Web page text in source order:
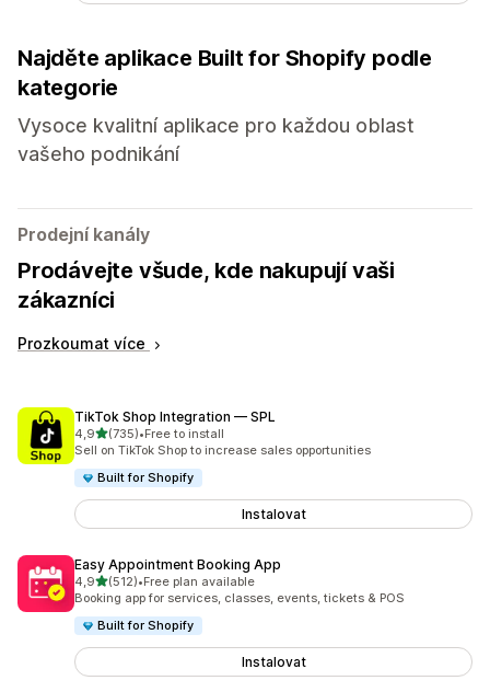
Najděte aplikace Built for Shopify podle
kategorie
Vysoce kvalitní aplikace pro každou oblast
vašeho podnikání
Prodejní kanály
Prodávejte všude, kde nakupují vaši
zákazníci
Prozkoumat více
TikTok Shop Integration — SPL
4,9z 5 hvězd
(735)
Celkový počet recenzí: 735
•Free to install
Sell on TikTok Shop to increase sales opportunities
Built for Shopify
Instalovat
Easy Appointment Booking App
4,9z 5 hvězd
(512)
Celkový počet recenzí: 512
•Free plan available
Booking app for services, classes, events, tickets & POS
Built for Shopify
Instalovat